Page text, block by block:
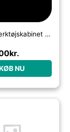
BATO Værktøjskabinet 4 skuffer mini uden hjul. Sort.
kr.
NU